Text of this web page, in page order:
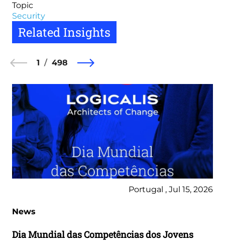
Topic
Security
Related Insights
1 498
Portugal , Jul 15, 2026
News
Dia Mundial das Competências dos Jovens